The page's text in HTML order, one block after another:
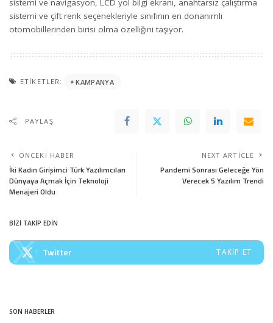
sistemi ve navigasyon, LCD yol bilgi ekranı, anahtarsız çalıştırma
sistemi ve çift renk seçenekleriyle sınıfının en donanımlı
otomobillerinden birisi olma özelliğini taşıyor.
ETIKETLER: KAMPANYA
PAYLAŞ
ÖNCEKI HABER
İki Kadın Girişimci Türk Yazılımcıları
Dünyaya Açmak İçin Teknoloji
Menajeri Oldu
NEXT ARTICLE
Pandemi Sonrası Geleceğe Yön
Verecek 5 Yazılım Trendi
BİZİ TAKİP EDİN
Twitter TAKIP ET
SON HABERLER